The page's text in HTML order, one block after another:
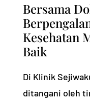
Bersama
Kesehatan
Baik
Di Klinik
ditangani oleh